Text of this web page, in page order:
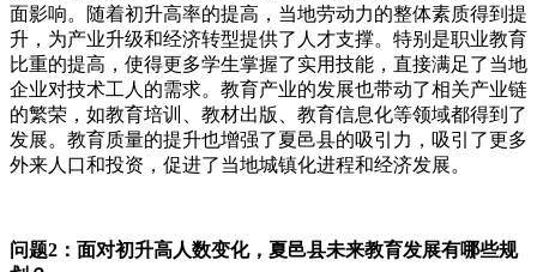
面影响。随着初升高率的提高，当地劳动力的整体素质得到提
升，为产业升级和经济转型提供了人才支撑。特别是职业教育
比重的提高，使得更多学生掌握了实用技能，直接满足了当地
企业对技术工人的需求。教育产业的发展也带动了相关产业链
的繁荣，如教育培训、教材出版、教育信息化等领域都得到了
发展。教育质量的提升也增强了夏邑县的吸引力，吸引了更多
外来人口和投资，促进了当地城镇化进程和经济发展。
问题2：面对初升高人数变化，夏邑县未来教育发展有哪些规